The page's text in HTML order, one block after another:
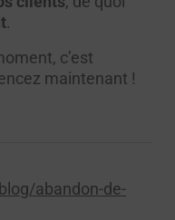
.
c’est
maintenant !
abandon-de-